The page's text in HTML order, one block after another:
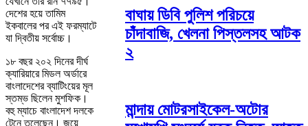
দেশের হয়ে তামিম
ইকবালের পর এই ফরম্যাটে
যা দ্বিতীয় সর্বোচ্চ।
১৮ বছর ২০২ দিনের দীর্ঘ
ক্যারিয়ারে মিডল অর্ডারে
বাংলাদেশের ব্যাটিংয়ের মূল
স্তম্ভ ছিলেন মুশফিক।
বহু ম্যাচে বাংলাদেশ দলকে
টেনে তুলেছেন। জয়ে
বাঘায় ডিবি পুলিশ পরিচয়ে
চাঁদাবাজি, খেলনা পিস্তলসহ আটক
২
মান্দায় মোটরসাইকেল-অটোর